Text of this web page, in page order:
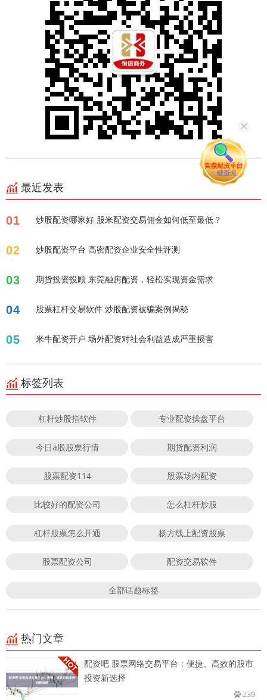
最近发表
01 炒股配资哪家好 股米配资交易佣金如何低至最低？
02 炒股配资平台 高密配资企业安全性评测
03 期货投资投顾 东莞融房配资，轻松实现资金需求
04 股票杠杆交易软件 炒股配资被骗案例揭秘
05 米牛配资开户 场外配资对社会利益造成严重损害
标签列表
杠杆炒股指软件 专业配资操盘平台
今日a股股票行情 期货配资利润
股票配资114 股票场内配资
比较好的配资公司 怎么杠杆炒股
杠杆股票怎么开通 杨方线上配资股票
股票配资公司 配资交易软件
全部话题标签
热门文章
配资吧 股票网络交易平台：便捷、高效的股市
投资新选择
239